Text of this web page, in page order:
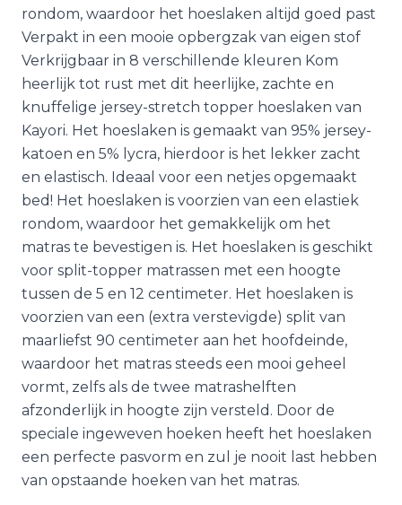
rondom, waardoor het hoeslaken altijd goed past
Verpakt in een mooie opbergzak van eigen stof
Verkrijgbaar in 8 verschillende kleuren Kom
heerlijk tot rust met dit heerlijke, zachte en
knuffelige jersey-stretch topper hoeslaken van
Kayori. Het hoeslaken is gemaakt van 95% jersey-
katoen en 5% lycra, hierdoor is het lekker zacht
en elastisch. Ideaal voor een netjes opgemaakt
bed! Het hoeslaken is voorzien van een elastiek
rondom, waardoor het gemakkelijk om het
matras te bevestigen is. Het hoeslaken is geschikt
voor split-topper matrassen met een hoogte
tussen de 5 en 12 centimeter. Het hoeslaken is
voorzien van een (extra verstevigde) split van
maarliefst 90 centimeter aan het hoofdeinde,
waardoor het matras steeds een mooi geheel
vormt, zelfs als de twee matrashelften
afzonderlijk in hoogte zijn versteld. Door de
speciale ingeweven hoeken heeft het hoeslaken
een perfecte pasvorm en zul je nooit last hebben
van opstaande hoeken van het matras.